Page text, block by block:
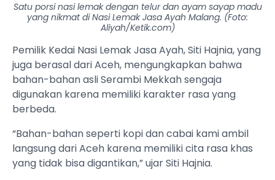
Satu porsi nasi lemak dengan telur dan ayam sayap madu
yang nikmat di Nasi Lemak Jasa Ayah Malang. (Foto:
Aliyah/Ketik.com)
Pemilik Kedai Nasi Lemak Jasa Ayah, Siti Hajnia, yang
juga berasal dari Aceh, mengungkapkan bahwa
bahan-bahan asli Serambi Mekkah sengaja
digunakan karena memiliki karakter rasa yang
berbeda.
“Bahan-bahan seperti kopi dan cabai kami ambil
langsung dari Aceh karena memiliki cita rasa khas
yang tidak bisa digantikan,” ujar Siti Hajnia.